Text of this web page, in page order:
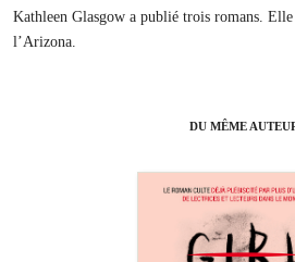
Kathleen Glasgow a publié trois romans.
l’Arizona.
DU MÊME